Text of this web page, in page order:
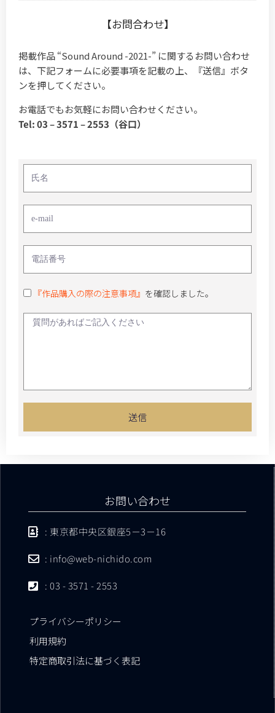
【お問合わせ】
掲載作品 “Sound Around -2021-” に関するお問い合わせ
は、下記フォームに必要事項を記載の上、『送信』ボタ
ンを押してください。
お電話でもお気軽にお問い合わせください。
Tel: 03 – 3571 – 2553（谷口）
『作品購入の際の注意事項』 を確認しました。
送信
お問い合わせ
: 東京都中央区銀座5－3－16
: info@web-nichido.com
: 03 - 3571 - 2553
プライバシーポリシー
利用規約
特定商取引法に基づく表記